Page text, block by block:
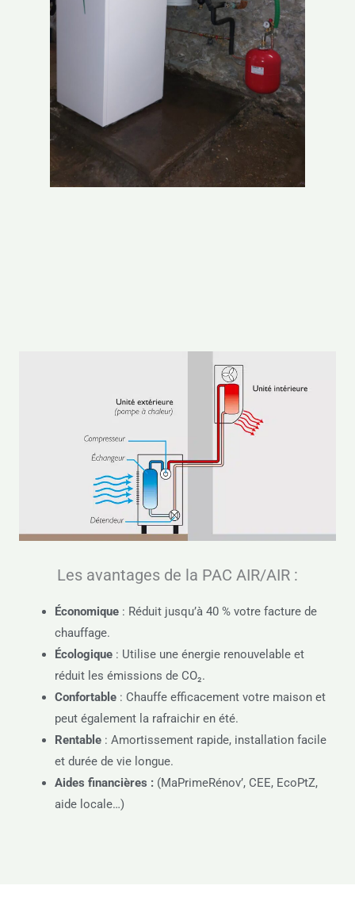
Les avantages de la PAC AIR/AIR :
Économique : Réduit jusqu’à 40 % votre facture de
chauffage.
Écologique : Utilise une énergie renouvelable et
réduit les émissions de CO₂.
Confortable : Chauffe efficacement votre maison et
peut également la rafraichir en été.
Rentable : Amortissement rapide, installation facile
et durée de vie longue.
Aides financières : (MaPrimeRénov’, CEE, EcoPtZ,
aide locale…)